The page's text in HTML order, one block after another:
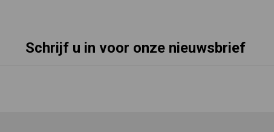
Schrijf u in voor onze nieuwsbrief